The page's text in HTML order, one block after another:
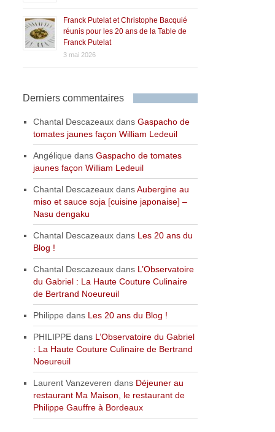
Franck Putelat et Christophe Bacquié
réunis pour les 20 ans de la Table de
Franck Putelat
3 mai 2026
Derniers commentaires
Chantal Descazeaux dansGaspacho de
tomates jaunes façon William Ledeuil
Angélique dansGaspacho de tomates
jaunes façon William Ledeuil
Chantal Descazeaux dansAubergine au
miso et sauce soja [cuisine japonaise] –
Nasu dengaku
Chantal Descazeaux dans Les 20 ans du
Blog !
Chantal Descazeaux dans L’Observatoire
du Gabriel : La Haute Couture Culinaire
de Bertrand Noeureuil
Philippe dans Les 20 ans du Blog !
PHILIPPE dans L’Observatoire du Gabriel
: La Haute Couture Culinaire de Bertrand
Noeureuil
Laurent Vanzeveren dans Déjeuner au
restaurant Ma Maison, le restaurant de
Philippe Gauffre à Bordeaux